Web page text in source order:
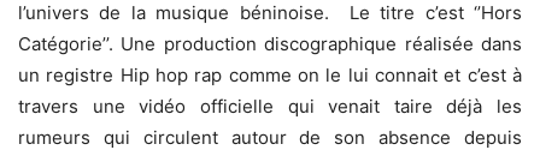
l’univers de la musique béninoise. Le titre c’est ‘’Hors
Catégorie’’. Une production discographique réalisée dans
un registre Hip hop rap comme on le lui connait et c’est à
travers une vidéo officielle qui venait taire déjà les
rumeurs qui circulent autour de son absence depuis